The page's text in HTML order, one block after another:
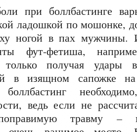
при боллбастинге
ладошкой по мошонке,
ногой в пах мужчины.
фут-фетиша,
только получая удары
в изящном сапожке
боллбастинг
ведь если не
травму –